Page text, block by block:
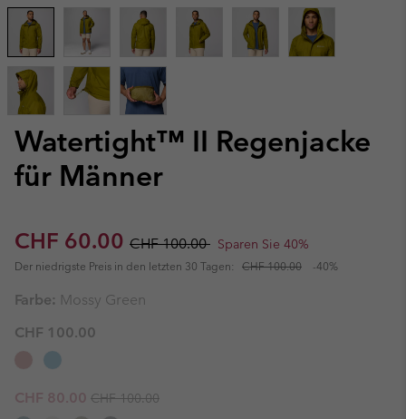
Watertight™ II Regenjacke
für Männer
Sale price:
CHF 60.00 Regular price:
CHF 100.00 Sparen Sie 40%
Der niedrigste Preis in den letzten 30 Tagen: CHF 100.00 -40%
Farbe: Mossy Green
CHF 100.00
Sale price:
CHF 80.00 Regular price:
CHF 100.00